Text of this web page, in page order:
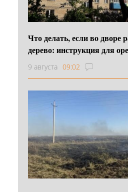
Что делать, если во дворе
дерево: инструкция для
9 августа 09:02